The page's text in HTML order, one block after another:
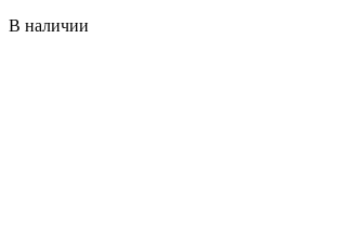
В наличии